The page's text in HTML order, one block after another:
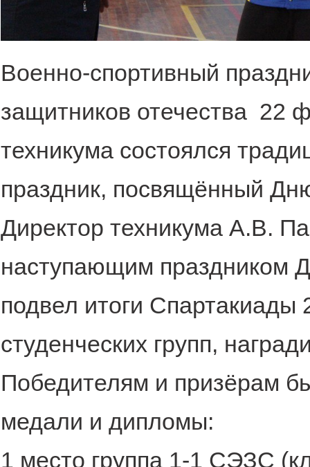
Военно-спортивный
защитников отечества 22
техникума состоялся
праздник, посвящённый
Директор техникума А.В.
наступающим праздником
подвел итоги Спартакиады
студенческих групп,
Победителям и призёрам
медали и дипломы:
1 место группа 1-1 СЭЗС